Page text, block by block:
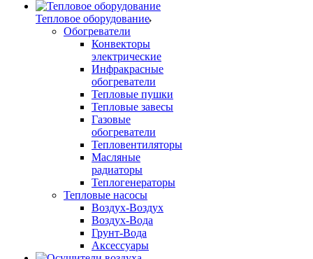
Тепловое оборудование
Обогреватели
Конвекторы
электрические
Инфракрасные
обогреватели
Тепловые пушки
Тепловые завесы
Газовые
обогреватели
Тепловентиляторы
Масляные
радиаторы
Теплогенераторы
Тепловые насосы
Воздух-Воздух
Воздух-Вода
Грунт-Вода
Аксессуары